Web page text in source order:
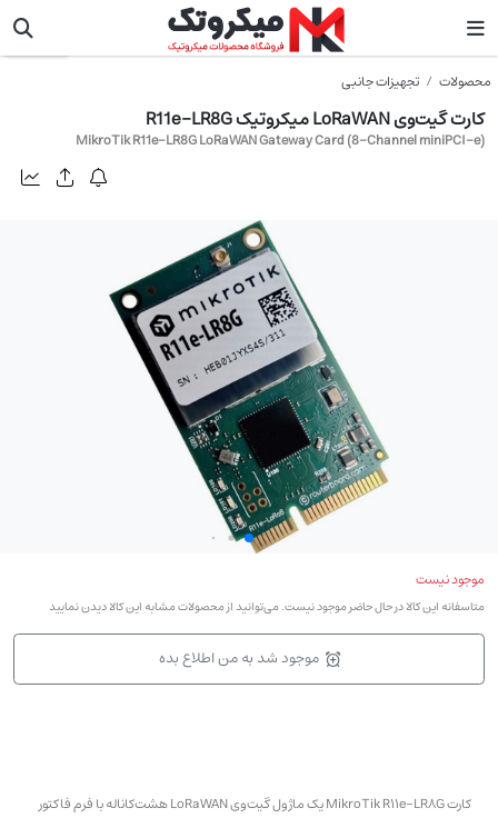
محصولات تجهیزات جانبی
کارت گیت‌وی LoRaWAN میکروتیک R11e-LR8G
MikroTik R11e-LR8G LoRaWAN Gateway Card (8-Channel miniPCI-e)
میکروتیک
موجود نیست
متاسفانه این کالا در حال حاضر موجود نیست. می‌توانید از محصولات مشابه این کالا دیدن نمایید
موجود شد به من اطلاع بده
کارت MikroTik R11e-LR8G یک ماژول گیت‌وی LoRaWAN هشت‌کاناله با فرم فاکتور